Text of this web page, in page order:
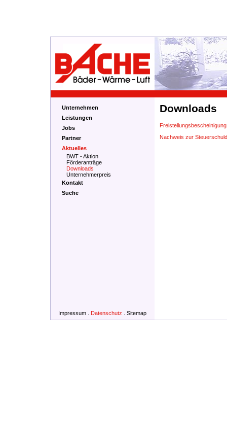
Unternehmen
Leistungen
Jobs
Partner
Aktuelles
BWT - Aktion
Förderanträge
Downloads
Unternehmerpreis
Kontakt
Suche
Downloads
Freistellungsbescheinigung
Nachweis zur
Impressum Datenschutz Sitemap